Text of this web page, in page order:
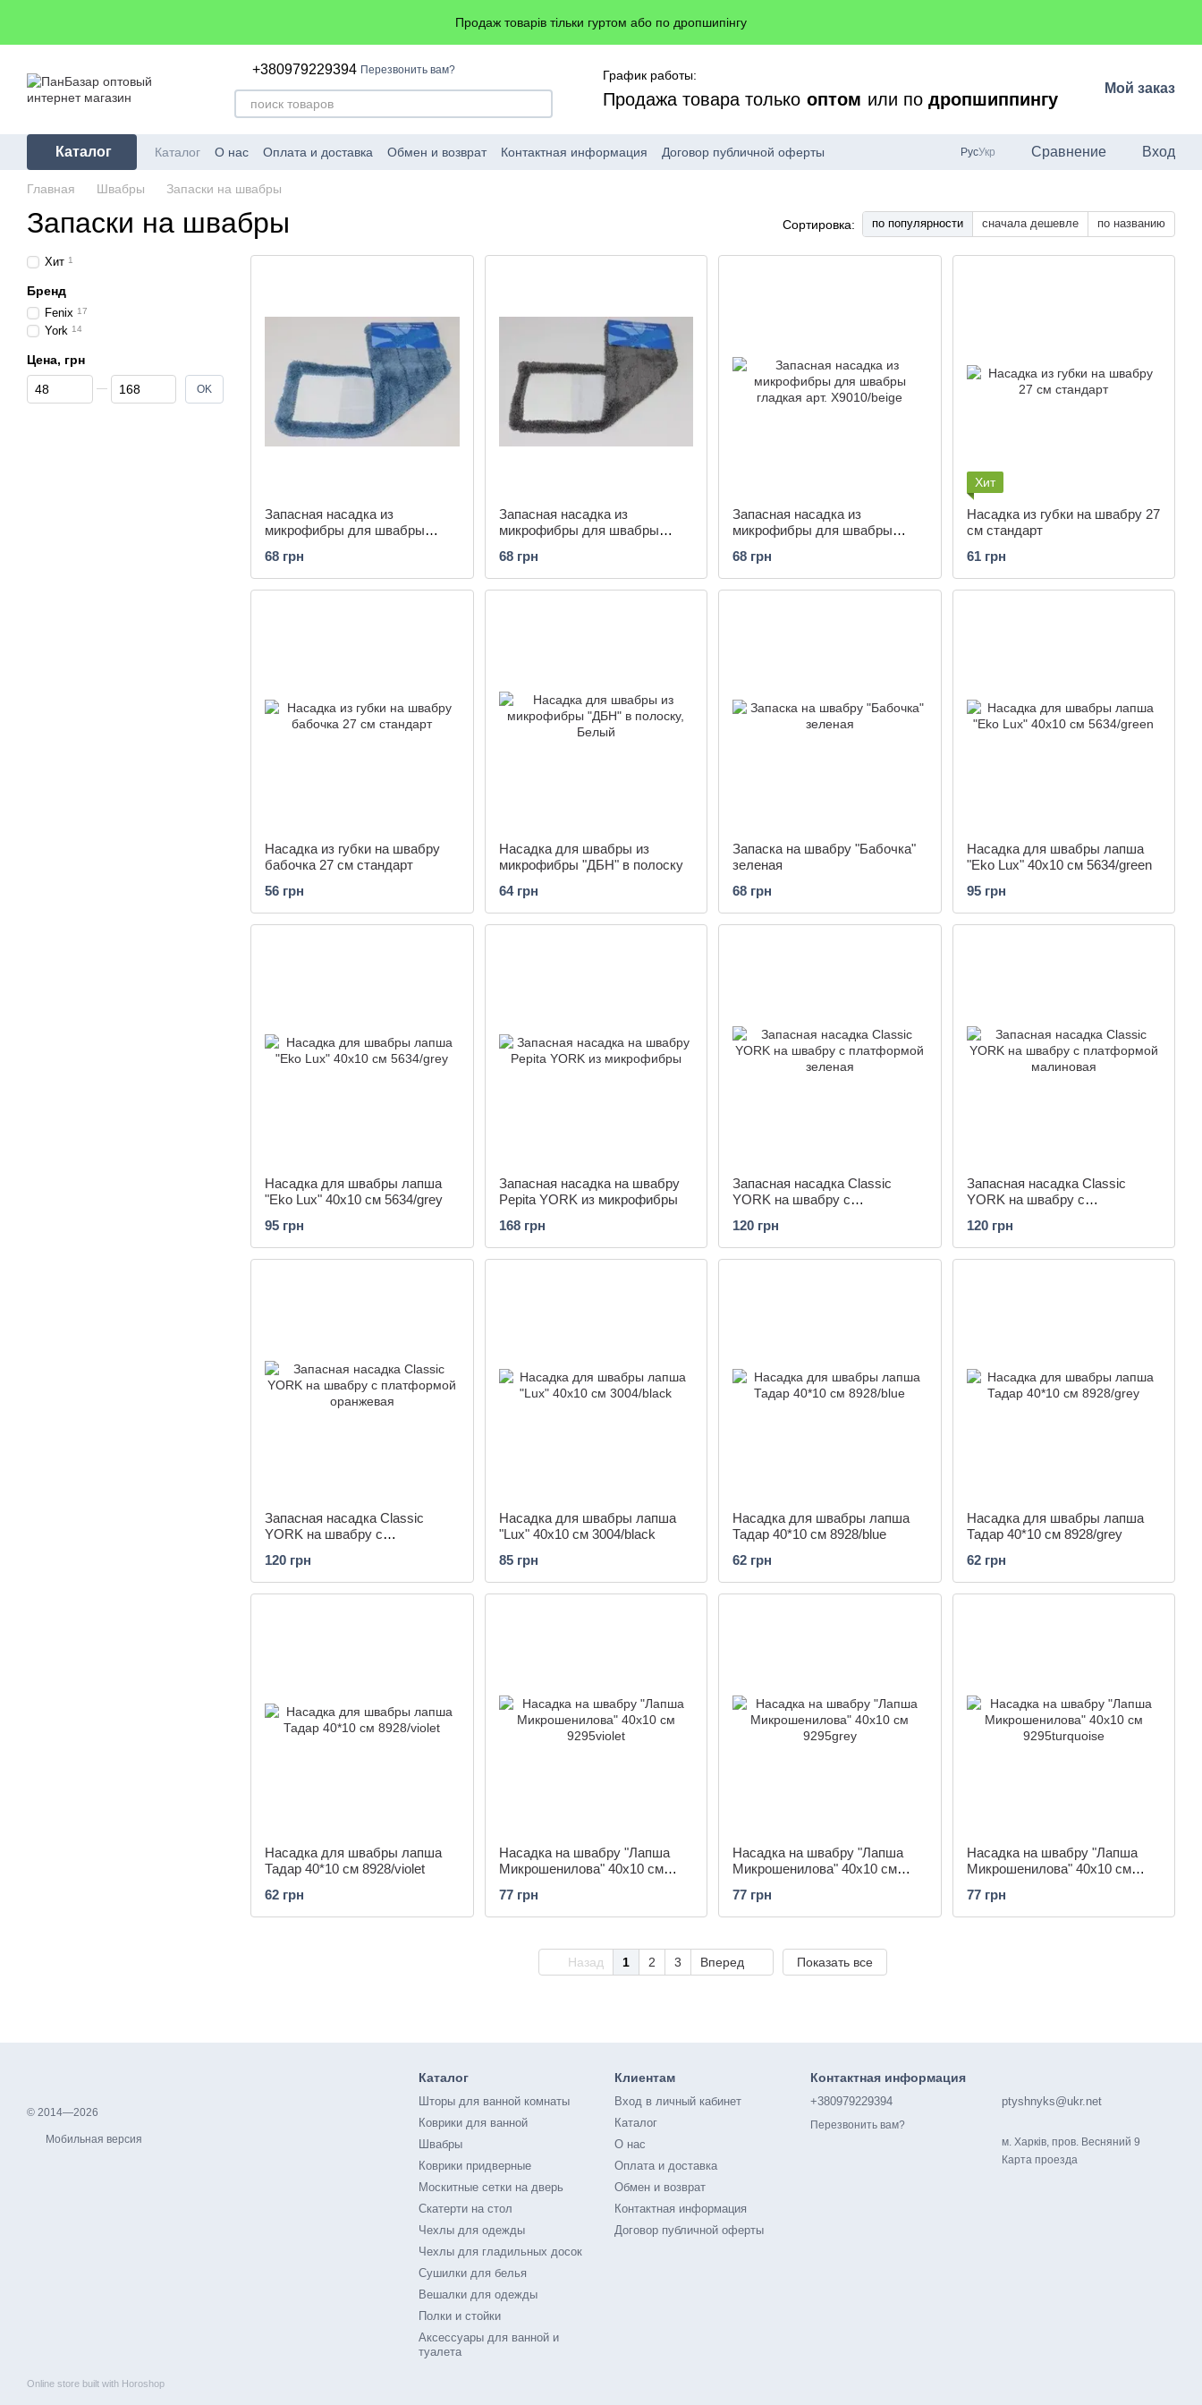
Продаж товарів тільки гуртом або по дропшипінгу
+380979229394 Перезвонить вам? График работы:
Продажа товара только оптом или подропшиппингу
Мой заказ
Каталог Каталог О нас Оплата и доставка Обмен и возврат Контактная информация Договор публичной оферты РусУкр Сравнение Вход
Главная Швабры Запаски на швабры
Запаски на швабры Сортировка: по популярности сначала дешевле по названию
Запасная насадка из
микрофибры для швабры
68 грн
Запасная насадка из
микрофибры для швабры
68 грн
Запасная насадка из
микрофибры для швабры
68 грн
Хит
Насадка из губки на швабру 27
см стандарт
61 грн
Насадка из губки на швабру
бабочка 27 см стандарт
56 грн
Насадка для швабры из
микрофибры "ДБН" в полоску
64 грн
Запаска на швабру "Бабочка"
зеленая
68 грн
Насадка для швабры лапша
"Eko Lux" 40x10 см 5634/green
95 грн
Насадка для швабры лапша
"Eko Lux" 40x10 см 5634/grey
95 грн
Запасная насадка на швабру
Pepita YORK из микрофибры
168 грн
Запасная насадка Classic
YORK на швабру с
120 грн
Запасная насадка Classic
YORK на швабру с
120 грн
Запасная насадка Classic
YORK на швабру с
120 грн
Насадка для швабры лапша
"Lux" 40x10 см 3004/black
85 грн
Насадка для швабры лапша
Тадар 40*10 см 8928/blue
62 грн
Насадка для швабры лапша
Тадар 40*10 см 8928/grey
62 грн
Насадка для швабры лапша
Тадар 40*10 см 8928/violet
62 грн
Насадка на швабру "Лапша
Микрошенилова" 40x10 см
77 грн
Насадка на швабру "Лапша
Микрошенилова" 40x10 см
77 грн
Насадка на швабру "Лапша
Микрошенилова" 40x10 см
77 грн
Назад 1 2 3 Вперед Показать все
Хит 1
Бренд
Fenix 17
York 14
Цена, грн
От Цена, грн
До Цена, грн OK
© 2014—2026
Мобильная версия
Online store built with Horoshop
Каталог
Шторы для ванной комнаты
Коврики для ванной
Швабры
Коврики придверные
Москитные сетки на дверь
Скатерти на стол
Чехлы для одежды
Чехлы для гладильных досок
Сушилки для белья
Вешалки для одежды
Полки и стойки
Аксессуары для ванной и
туалета
Клиентам
Вход в личный кабинет
Каталог
О нас
Оплата и доставка
Обмен и возврат
Контактная информация
Договор публичной оферты
Контактная информация
+380979229394
Перезвонить вам?
ptyshnyks@ukr.net
м. Харків, пров. Весняний 9
Карта проезда